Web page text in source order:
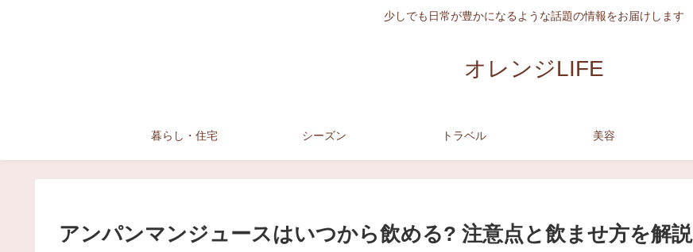
少しでも日常が豊かになるような話題の情報をお届けします
オレンジLIFE
暮らし・住宅 シーズン トラベル 美容
アンパンマンジュースはいつから飲める? 注意点と飲ませ方を解説